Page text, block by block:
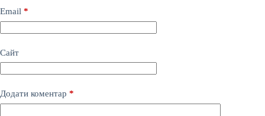
Email *
Сайт
Додати коментар *